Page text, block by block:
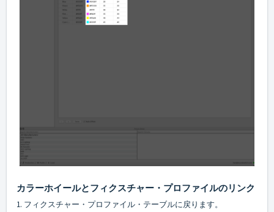
カラーホイールとフィクスチャー・プロファイルのリンク
1. フィクスチャー・プロファイル・テーブルに戻ります。